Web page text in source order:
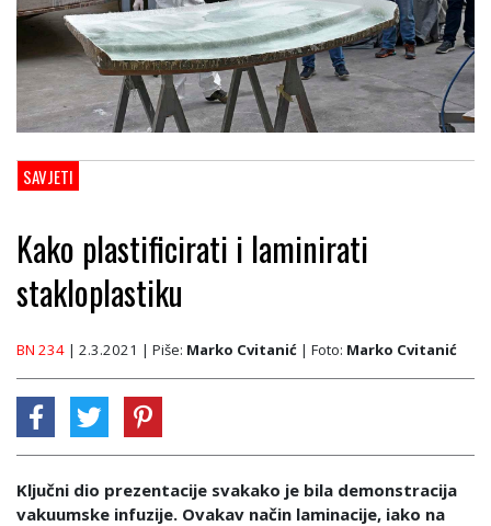
SAVJETI
Kako plastificirati i laminirati
stakloplastiku
BN 234 | 2.3.2021 | Piše: Marko Cvitanić | Foto: Marko Cvitanić
Ključni dio prezentacije svakako je bila demonstracija
vakuumske infuzije. Ovakav način laminacije, iako na